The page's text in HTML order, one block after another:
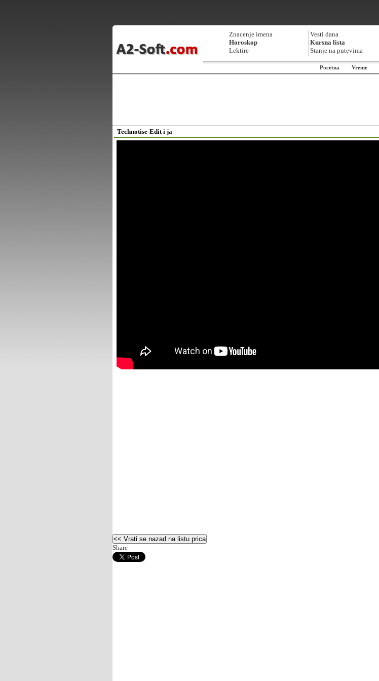
Znacenje imena
Horoskop
Lektire
Vesti dana
Kursna lista
Stanje na putevima
Pocetna Vreme
Technotise-Edit i ja
Share